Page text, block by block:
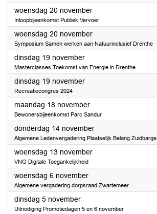
woensdag 20 november2024
Inloopbijeenkomst Publiek Vervoer
woensdag 20 november2024
Symposium Samen werken aan Natuurinclusief Drenthe
dinsdag 19 november2024
Masterclasses Toekomst van Energie in Drenthe
dinsdag 19 november2024
Recreatiecongres 2024
maandag 18 november2024
Bewonersbijeenkomst Parc Sandur
donderdag 14 november2024
Algemene Ledenvergadering Plaatselijk Belang Zuidbarge
woensdag 13 november2024
VNG Digitale Toegankelijkheid
woensdag 6 november2024
Algemene vergadering dorpsraad Zwartemeer
dinsdag 5 november2024
Uitnodiging Promotiedagen 5 en 6 november